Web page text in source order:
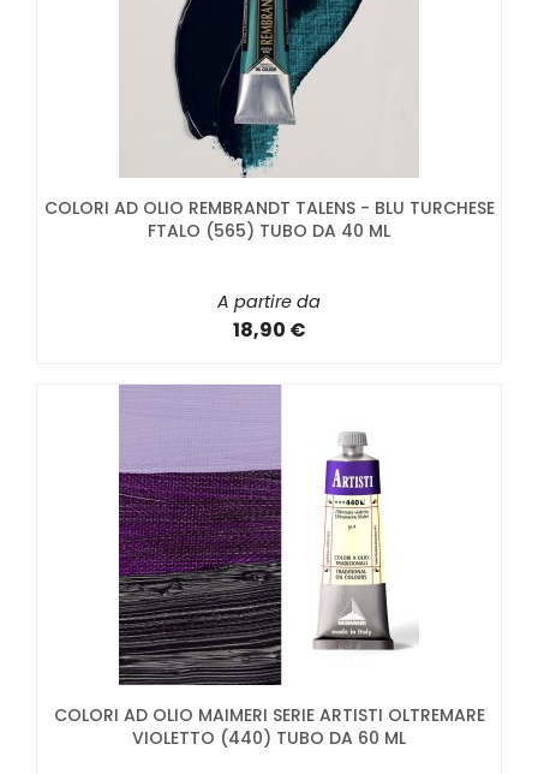
COLORI AD OLIO REMBRANDT TALENS - BLU TURCHESE
FTALO (565) TUBO DA 40 ML
A partire da
18,90 €
COLORI AD OLIO MAIMERI SERIE ARTISTI OLTREMARE
VIOLETTO (440) TUBO DA 60 ML